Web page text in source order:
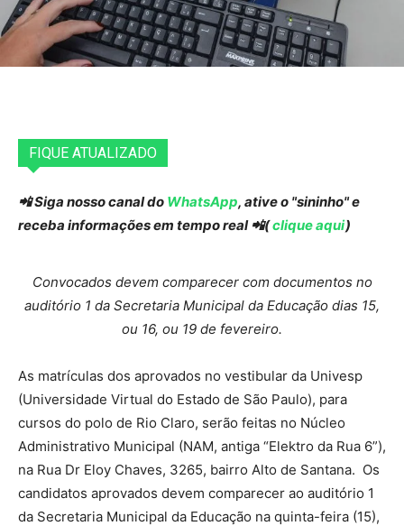
FIQUE ATUALIZADO
📲 Siga nosso canal do WhatsApp, ative o "sininho" e
receba informações em tempo real 📲(clique aqui)
Convocados devem comparecer com documentos no
auditório 1 da Secretaria Municipal da Educação dias 15,
ou 16, ou 19 de fevereiro.
As matrículas dos aprovados no vestibular da Univesp
(Universidade Virtual do Estado de São Paulo), para
cursos do polo de Rio Claro, serão feitas no Núcleo
Administrativo Municipal (NAM, antiga “Elektro da Rua 6”),
na Rua Dr Eloy Chaves, 3265, bairro Alto de Santana. Os
candidatos aprovados devem comparecer ao auditório 1
da Secretaria Municipal da Educação na quinta-feira (15),